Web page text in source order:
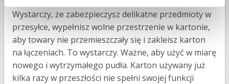
Wystarczy, że zabezpieczysz delikatne przedmioty w
przesyłce, wypełnisz wolne przestrzenie w kartonie,
aby towary nie przemieszczały się i zakleisz karton
na łączeniach. To wystarczy. Ważne, aby użyć w miarę
nowego i wytrzymałego pudła. Karton używany już
kilka razy w przeszłości nie spełni swojej funkcji